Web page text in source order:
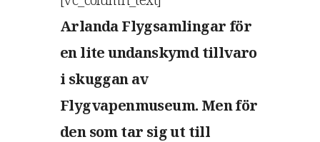
Arlanda Flygsamlingar för
en lite undanskymd tillvaro
i skuggan av
Flygvapenmuseum. Men för
den som tar sig ut till